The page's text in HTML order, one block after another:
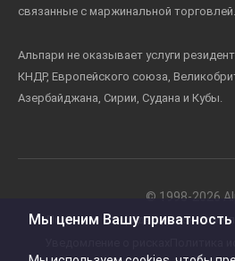
связанные с маржинальной торговлей.
Альпари не оказывает услуги
КНДР, Европейского союза,
Азербайджана, Сирии, Судана и Кубы.
© 1998-2026
Политика конфиденциальности
Мы ценим Вашу приватность